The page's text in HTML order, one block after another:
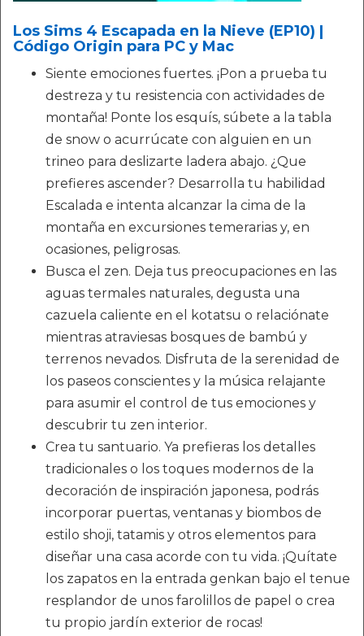
Los Sims 4 Escapada en la Nieve (EP10) |
Código Origin para PC y Mac
Siente emociones fuertes. ¡Pon a prueba tu
destreza y tu resistencia con actividades de
montaña! Ponte los esquís, súbete a la tabla
de snow o acurrúcate con alguien en un
trineo para deslizarte ladera abajo. ¿Que
prefieres ascender? Desarrolla tu habilidad
Escalada e intenta alcanzar la cima de la
montaña en excursiones temerarias y, en
ocasiones, peligrosas.
Busca el zen. Deja tus preocupaciones en las
aguas termales naturales, degusta una
cazuela caliente en el kotatsu o relaciónate
mientras atraviesas bosques de bambú y
terrenos nevados. Disfruta de la serenidad de
los paseos conscientes y la música relajante
para asumir el control de tus emociones y
descubrir tu zen interior.
Crea tu santuario. Ya prefieras los detalles
tradicionales o los toques modernos de la
decoración de inspiración japonesa, podrás
incorporar puertas, ventanas y biombos de
estilo shoji, tatamis y otros elementos para
diseñar una casa acorde con tu vida. ¡Quítate
los zapatos en la entrada genkan bajo el tenue
resplandor de unos farolillos de papel o crea
tu propio jardín exterior de rocas!